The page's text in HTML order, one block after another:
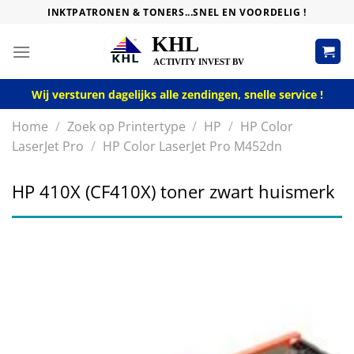
content
INKTPATRONEN & TONERS...SNEL EN VOORDELIG !
Wij versturen dagelijks alle zendingen, snelle service !
Home / Zoek op Printertype / HP / HP Color
LaserJet Pro / HP Color LaserJet Pro M452dn
HP 410X (CF410X) toner zwart huismerk